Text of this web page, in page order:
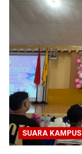
SUARA KAMPUS